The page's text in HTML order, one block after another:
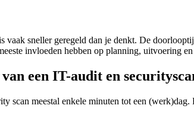
vaak sneller geregeld dan je denkt. De
invloeden hebben op planning, uitvoering en
een IT-audit en
scan meestal enkele minuten tot een